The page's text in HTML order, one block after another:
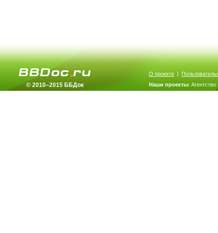
© 2010–2015 ББДок
О проекте |
Наши проекты: